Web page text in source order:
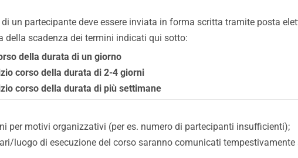
un partecipante deve essere inviata in forma scritta tramite posta
della scadenza dei termini indicati qui sotto:
della durata di un giorno
corso della durata di 2-4 giorni
corso della durata di più settimane
per motivi organizzativi (per es. numero di partecipanti insufficienti);
luogo di esecuzione del corso saranno comunicati